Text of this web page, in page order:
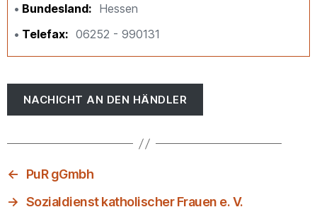
Bundesland
Hessen
Telefax
06252 - 990131
NACHICHT AN DEN HÄNDLER
←
PuR gGmbh
→ Sozialdienst katholischer Frauen e. V.